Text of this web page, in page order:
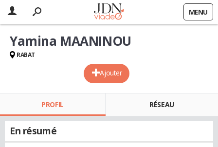
MENU
Ajouter
Yamina MAANINOU
RABAT
PROFIL RÉSEAU
En résumé